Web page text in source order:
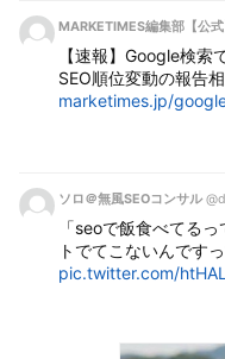
MARKETIMES編集部【公式
【速報】Google検索
marketimes.jp/
ソロ＠無風SEOコンサル
「seoで飯食べてる
pic.twitter.com/